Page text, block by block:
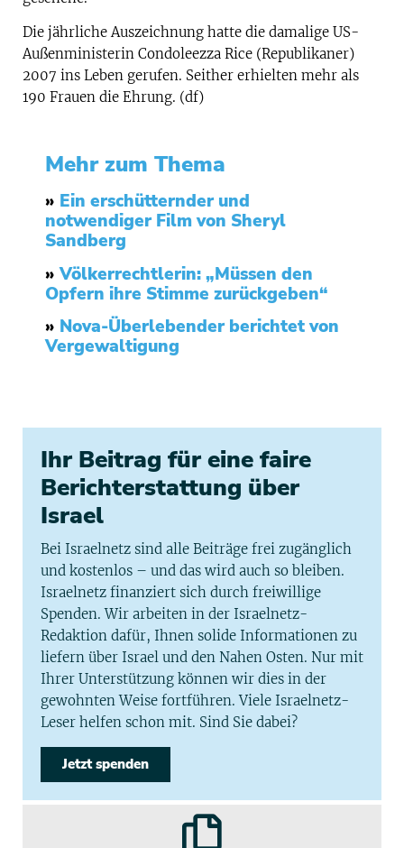
Die jährliche Auszeichnung hatte die damalige US-
Außenministerin Condoleezza Rice (Republikaner)
2007 ins Leben gerufen. Seither erhielten mehr als
190 Frauen die Ehrung. (df)
Mehr zum Thema
» Ein erschütternder und
notwendiger Film von Sheryl
Sandberg
»Völkerrechtlerin: „Müssen den
Opfern ihre Stimme zurückgeben“
» Nova-Überlebender berichtet von
Vergewaltigung
Ihr Beitrag für eine faire
Berichterstattung über
Israel
Bei Israelnetz sind alle Beiträge frei zugänglich
und kostenlos – und das wird auch so bleiben.
Israelnetz finanziert sich durch freiwillige
Spenden. Wir arbeiten in der Israelnetz-
Redaktion dafür, Ihnen solide Informationen zu
liefern über Israel und den Nahen Osten. Nur mit
Ihrer Unterstützung können wir dies in der
gewohnten Weise fortführen. Viele Israelnetz-
Leser helfen schon mit. Sind Sie dabei?
Jetzt spenden